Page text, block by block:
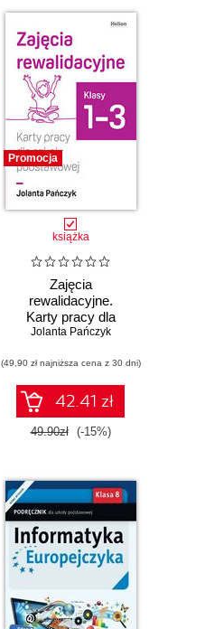
Promocja
książka
Zajęcia
rewalidacyjne.
Karty pracy dla
szkoły
klasy 1-3
Jolanta Pańczyk
(49,90 zł najniższa cena z 30 dni)
42.41 zł
49.90zł (-15%)